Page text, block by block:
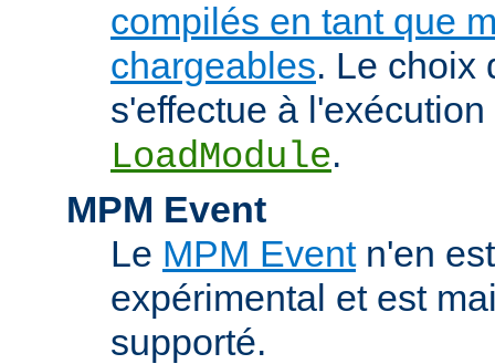
compilés en tant que
chargeables. Le choix
s'effectue à
LoadModule.
MPM Event
Le MPM Eventn'en
expérimental et est
supporté.